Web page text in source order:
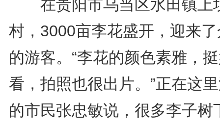
在贵阳市乌当区水田镇上
村，3000亩李花盛开，迎来
的游客。“李花的颜色素雅，
看，拍照也很出片。”正在这
的市民张忠敏说，很多李子树